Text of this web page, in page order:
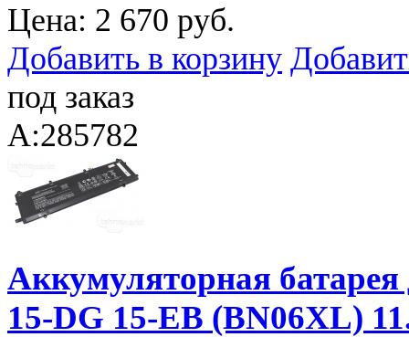
Цена: 2 670 руб.
Добавить в корзину
под заказ
A:285782
Аккумуляторная батарея
15-DG 15-EB (BN06XL)